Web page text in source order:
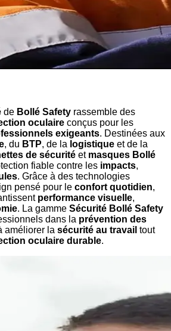
de Bollé Safety rassemble des
oculaire conçus pour les
exigeants. Destinées aux
, du BTP, de la logistique et de la
de sécurité et masques Bollé
fiable contre les impacts,
. Grâce à des technologies
pensé pour le confort quotidien,
performance visuelle,
. La gamme Sécurité Bollé Safety
dans la prévention des
améliorer la sécurité au travail tout
oculaire durable.